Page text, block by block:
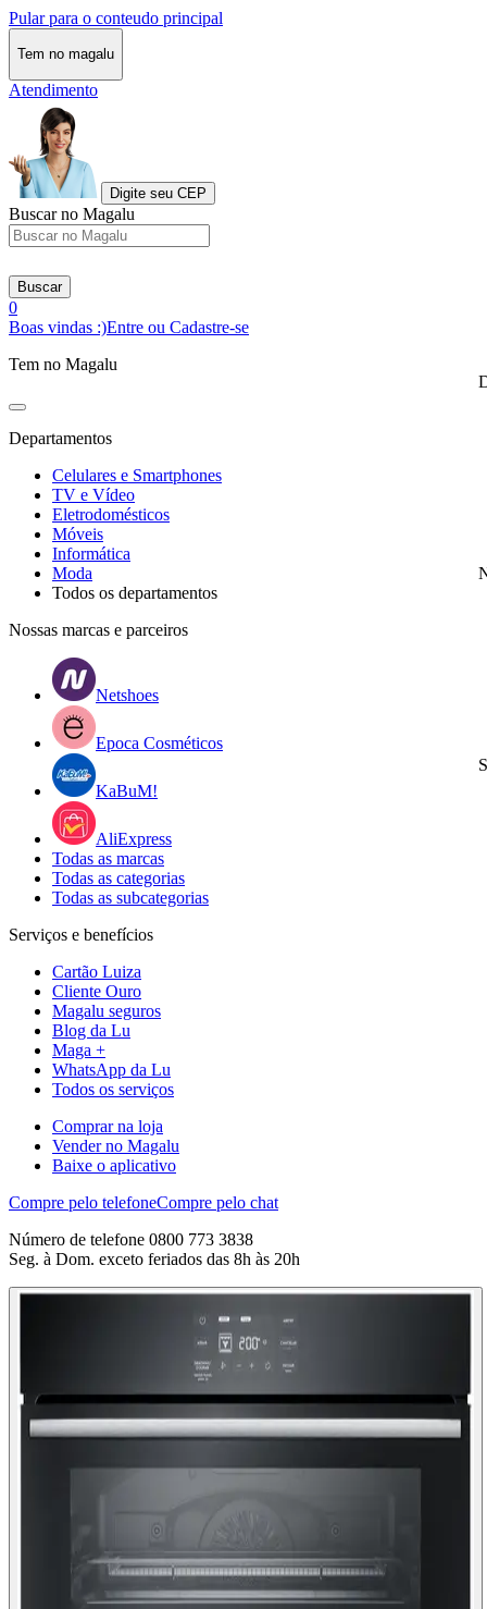
Pular para o conteudo principal
Tem no magalu
Atendimento
Digite seu CEP
Buscar no Magalu
Buscar
0
Boas vindas :)Entre ou Cadastre-se
Tem no Magalu
Departamentos
Celulares e Smartphones
TV e Vídeo
Eletrodomésticos
Móveis
Informática
Moda
Todos os departamentos
Nossas marcas e parceiros
Netshoes
Epoca Cosméticos
KaBuM!
AliExpress
Todas as marcas
Todas as categorias
Todas as subcategorias
Serviços e benefícios
Cartão Luiza
Cliente Ouro
Magalu seguros
Blog da Lu
Maga +
WhatsApp da Lu
Todos os serviços
Comprar na loja
Vender no Magalu
Baixe o aplicativo
Compre pelo telefoneCompre pelo chat
Número de telefone 0800 773 3838
Seg. à Dom. exceto feriados das 8h às 20h